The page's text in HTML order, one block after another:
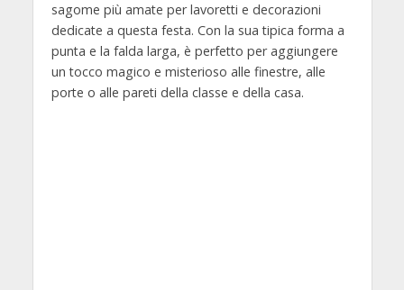
sagome più amate per lavoretti e decorazioni
dedicate a questa festa. Con la sua tipica forma a
punta e la falda larga, è perfetto per aggiungere
un tocco magico e misterioso alle finestre, alle
porte o alle pareti della classe e della casa.